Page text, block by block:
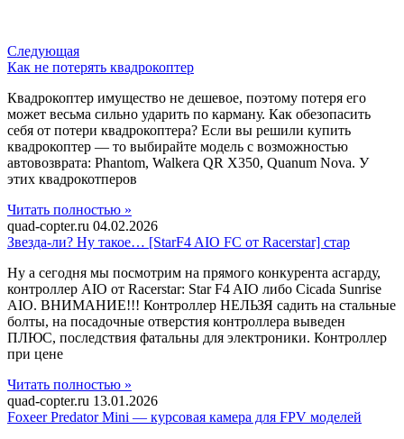
Следующая
Как не потерять квадрокоптер
Квадрокоптер имущество не дешевое, поэтому потеря его
может весьма сильно ударить по карману. Как обезопасить
себя от потери квадрокоптера? Если вы решили купить
квадрокоптер — то выбирайте модель с возможностью
автовозврата: Phantom, Walkera QR X350, Quanum Nova. У
этих квадрокотперов
Читать полностью »
quad-copter.ru 04.02.2026
Звезда-ли? Ну такое… [StarF4 AIO FC от Racerstar] стар
Ну а сегодня мы посмотрим на прямого конкурента асгарду,
контроллер AIO от Racerstar: Star F4 AIO либо Cicada Sunrise
AIO. ВНИМАНИЕ!!! Контроллер НЕЛЬЗЯ садить на стальные
болты, на посадочные отверстия контроллера выведен
ПЛЮС, последствия фатальны для электроники. Контроллер
при цене
Читать полностью »
quad-copter.ru 13.01.2026
Foxeer Predator Mini — курсовая камера для FPV моделей